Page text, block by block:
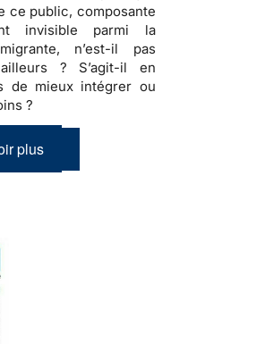
ce public, composante
invisible parmi la
n’est-il pas
ailleurs ? S’agit-il en
de mieux intégrer ou
?
plus